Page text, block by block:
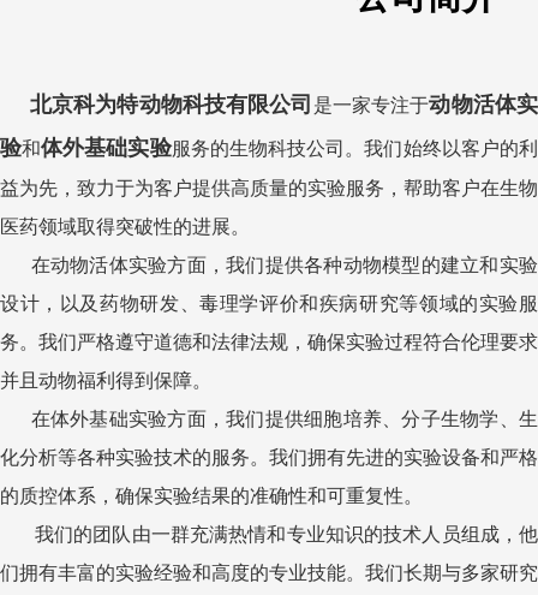
北京科为特动物科技有限公司 是一家专注于动物活体实
验和体外基础实验服务的生物科技公司。我们始终以客户的利
益为先，致力于为客户提供高质量的实验服务，帮助客户在生物
医药领域取得突破性的进展。
在动物活体实验方面，我们提供各种动物模型的建立和实验
设计，以及药物研发、毒理学评价和疾病研究等领域的实验服
务。我们严格遵守道德和法律法规，确保实验过程符合伦理要求
并且动物福利得到保障。
在体外基础实验方面，我们提供细胞培养、分子生物学、生
化分析等各种实验技术的服务。我们拥有先进的实验设备和严格
的质控体系，确保实验结果的准确性和可重复性。
我们的团队由一群充满热情和专业知识的技术人员组成，他
们拥有丰富的实验经验和高度的专业技能。我们长期与多家研究